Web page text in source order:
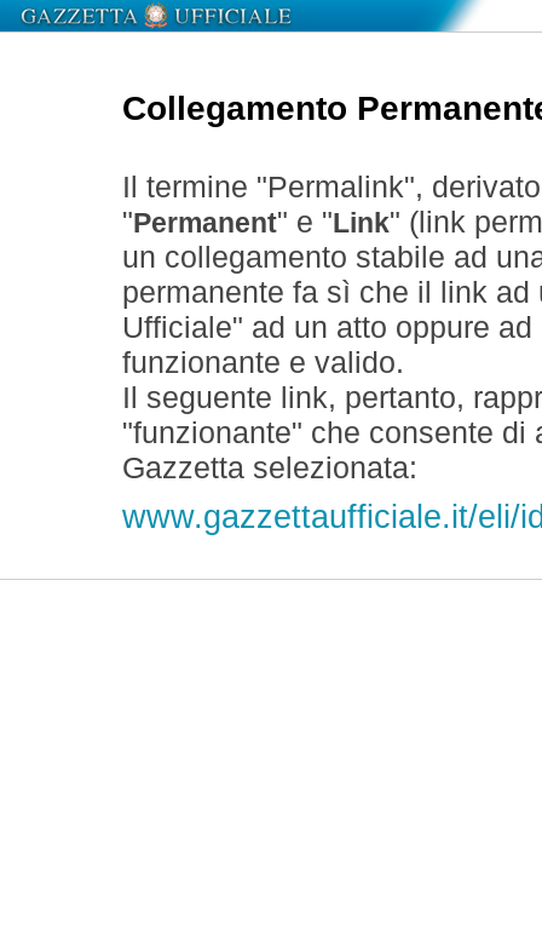
Collegamento
Il termine "Permalink",
" Permanent" e " Link" (link
un collegamento stabile ad
permanente fa sì che il link
Ufficiale" ad un atto oppure
funzionante e valido.
Il seguente link, pertanto,
"funzionante" che consente
Gazzetta selezionata:
www.gazzettaufficiale.it/eli/